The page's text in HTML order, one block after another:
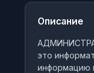
Описание
это
информацию